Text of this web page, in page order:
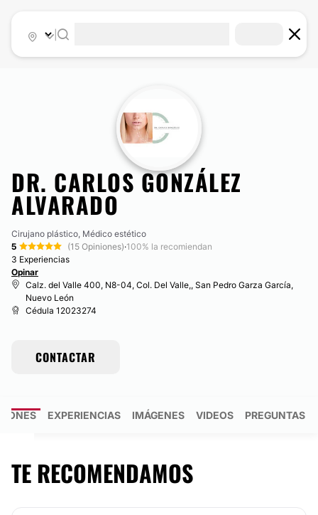
DR. CARLOS GONZÁLEZ
ALVARADO
Cirujano plástico, Médico estético
5
(15 Opiniones)·100% la recomiendan
3 Experiencias
Opinar
Calz. del Valle 400, N8-04, Col. Del Valle,, San Pedro Garza García,
Nuevo León
Cédula 12023274
CONTACTAR
EXPERIENCIAS IMÁGENES VIDEOS PREGUNTAS
TE RECOMENDAMOS